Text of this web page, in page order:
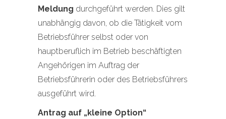
Meldung durchgeführt werden. Dies gilt
unabhängig davon, ob die Tätigkeit vom
Betriebsführer selbst oder von
hauptberuflich im Betrieb beschäftigten
Angehörigen im Auftrag der
Betriebsführerin oder des Betriebsführers
ausgeführt wird.
Antrag auf „kleine Option“